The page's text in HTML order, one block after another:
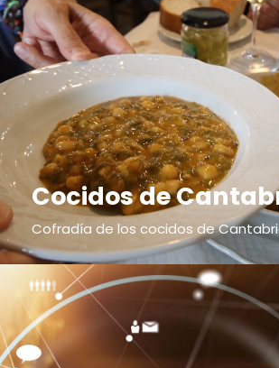
Cocidos de
Cofradía de los cocidos de